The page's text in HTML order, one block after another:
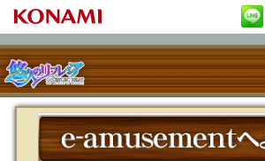
REFLEC BE
AT 悠久のリ
フレシア